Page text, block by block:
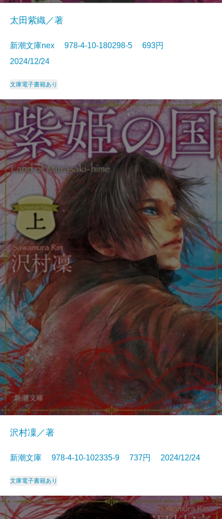
太田紫織／著
新潮文庫nex 978-4-10-180298-5 693円
2024/12/24
文庫電子書籍あり
沢村凜／著
新潮文庫 978-4-10-102335-9 737円 2024/12/24
文庫電子書籍あり